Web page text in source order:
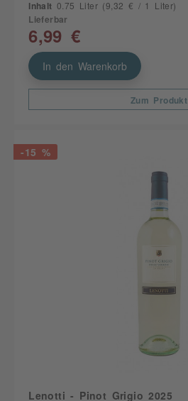
Inhalt 0.75 Liter (9,32 € / 1 Liter)
Lieferbar
6,99 €
In den Warenkorb
Zum Produkt
-15 %
Lenotti - Pinot Grigio 2025